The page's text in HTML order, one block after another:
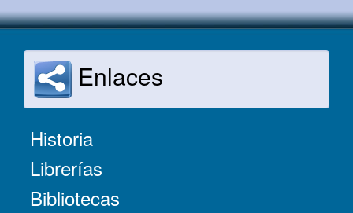
Enlaces
Historia
Librerías
Bibliotecas